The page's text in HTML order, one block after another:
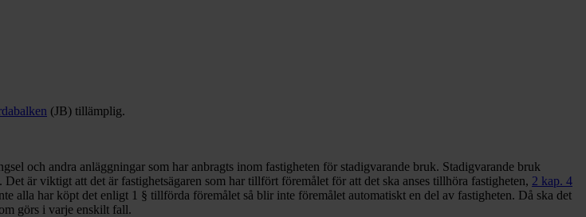
(JB) tillämplig.
och andra anläggningar som har anbragts inom fastigheten för stadigvarande bruk. Stadigvarande bruk
är viktigt att det är fastighetsägaren som har tillfört föremålet för att det ska anses tillhöra fastigheten, 2 kap. 4
alla har köpt det enligt 1 § tillförda föremålet så blir inte föremålet automatiskt en del av fastigheten. Då ska det
görs i varje enskilt fall.